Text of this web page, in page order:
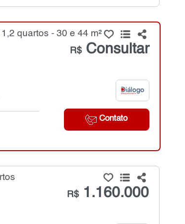
quartos - 30 e 44 m²
R$Consultar
Contato
R$1.160.000